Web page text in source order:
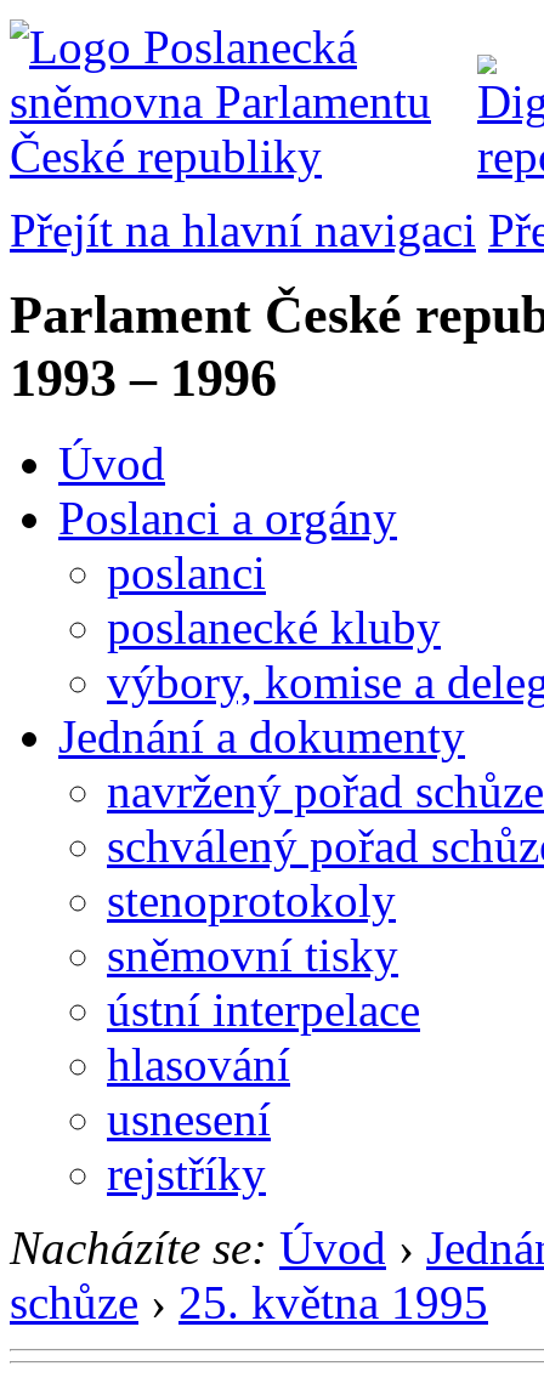
Přejít na hlavní navigaci
Parlament České
1993 – 1996
Úvod
Poslanci a orgány
poslanci
poslanecké kluby
výbory, komise a
Jednání a dokumenty
navržený pořad schůze
schválený pořad
stenoprotokoly
sněmovní tisky
ústní interpelace
hlasování
usnesení
rejstříky
Nacházíte se: Úvod ›
schůze › 25. května 1995